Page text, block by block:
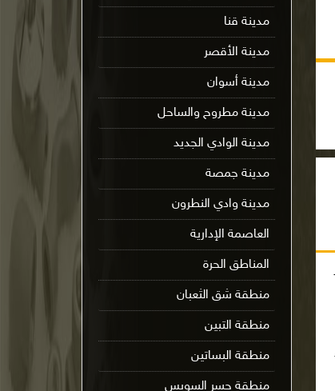
مدينة قنا
مدينة الأقصر
مدينة أسوان
مدينة مطروح والساحل
مدينة الوادي الجديد
مدينة جمصة
مدينة وادي النطرون
العاصمة الإدارية
المناطق الحرة
منطقة شق الثعبان
منطقة التبين
منطقة البساتين
منطقة جسر السويس